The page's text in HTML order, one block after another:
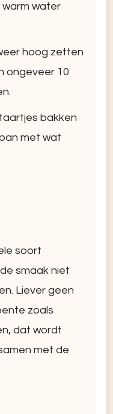
warm water
hoog zetten
ongeveer 10
bakken
met wat
soort
smaak niet
Liever geen
zoals
dat wordt
met de